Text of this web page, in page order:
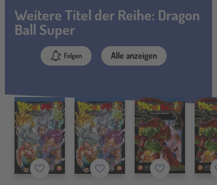
Weitere Titel der Reihe: Dragon
Ball Super
Folgen Alle anzeigen
Merkzettel Merkzettel Merkzettel